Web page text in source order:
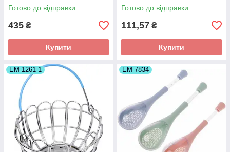
Готово до відправки
435 ₴
Купити
Готово до відправки
111,57 ₴
Купити
ЕМ 1261-1 ЕМ 7834